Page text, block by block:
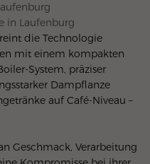
in Laufenburg
die Technologie
mit einem kompakten
System, präziser
Dampflanze
auf Café-Niveau –
Geschmack, Verarbeitung